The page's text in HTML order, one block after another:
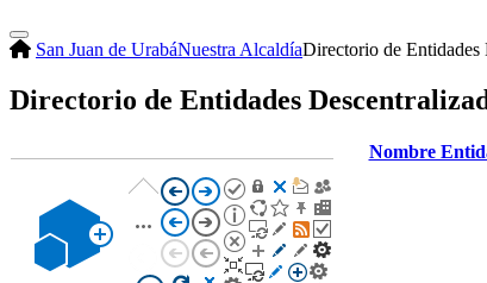
San Juan de UrabáNuestra AlcaldíaDirectorio de Entidades
Directorio de Entidades
Nombre